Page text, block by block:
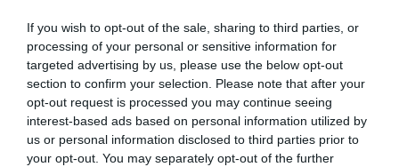
If you wish to opt-out of the sale, sharing to third parties, or
processing of your personal or sensitive information for
targeted advertising by us, please use the below opt-out
section to confirm your selection. Please note that after your
opt-out request is processed you may continue seeing
interest-based ads based on personal information utilized by
us or personal information disclosed to third parties prior to
your opt-out. You may separately opt-out of the further
fordult, ma pedig már boldog házasságban nevelik
közös kislányukat, illetve Pamela Berki Krisztiántól
született gyermekét is.
Megosztás: Facebook Twitter Pinterest